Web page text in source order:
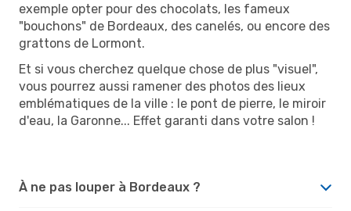
exemple opter pour des chocolats, les fameux
"bouchons" de Bordeaux, des canelés, ou encore des
grattons de Lormont.
Et si vous cherchez quelque chose de plus "visuel",
vous pourrez aussi ramener des photos des lieux
emblématiques de la ville : le pont de pierre, le miroir
d'eau, la Garonne... Effet garanti dans votre salon !
À ne pas louper à Bordeaux ?